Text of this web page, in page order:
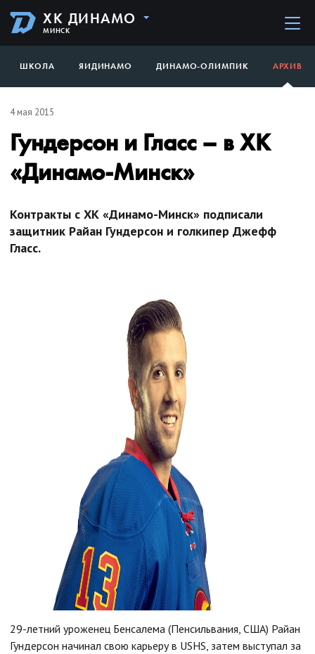
ХК ДИНАМО
МИНСК
ШКОЛА ЯИДИНАМО ДИНАМО-ОЛИМПИК АРХИВ
4 мая 2015
Гундерсон и Гласс – в ХК
«Динамо-Минск»
Контракты с ХК «Динамо-Минск» подписали
защитник Райан Гундерсон и голкипер Джефф
Гласс.
29-летний уроженец Бенсалема (Пенсильвания, США) Райан
Гундерсон начинал свою карьеру в USHS, затем выступал за